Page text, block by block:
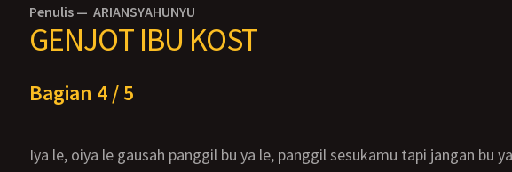
Penulis — ARIANSYAHUNYU
GENJOT IBU KOST
Bagian 4 / 5
iya le, oiya le gausah panggil bu ya le, panggil sesukamu tapi jangan bu